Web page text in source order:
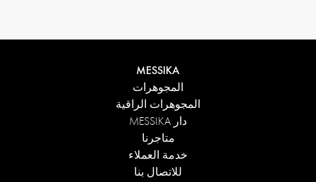
MESSIKA
المجوهرات
المجوهرات الراقية
دار MESSIKA
متاجرنا
خدمة العملاء
للاتصال بنا